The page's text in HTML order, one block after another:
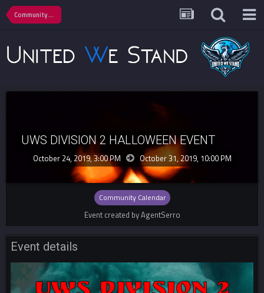
Community Calendar
UWS DIVISION 2 HALLOWEEN EVENT
October 24, 2019, 3:00 PM October 31, 2019, 10:00 PM
Community Calendar
Event created by AgentSerro
Event details